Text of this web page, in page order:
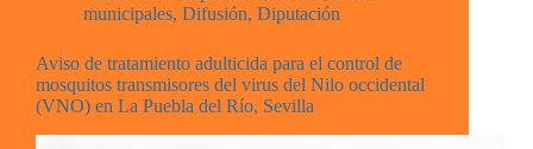
municipales, Difusión, Diputación
Aviso de tratamiento adulticida para el control de
mosquitos transmisores del virus del Nilo occidental
(VNO) en La Puebla del Río, Sevilla